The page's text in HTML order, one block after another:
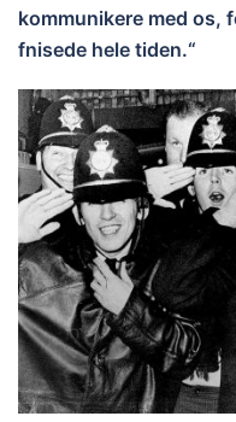
kommunikere med os,
fnisede hele tiden.“